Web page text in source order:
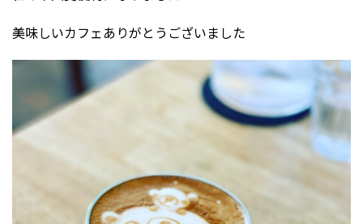
美味しいカフェありがとうございました